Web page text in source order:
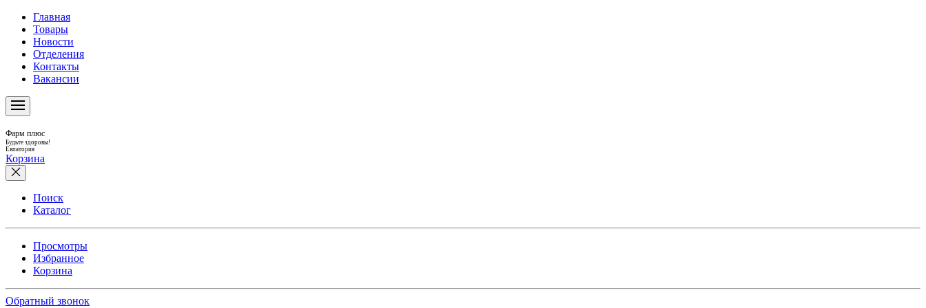
Главная
Товары
Новости
Отделения
Контакты
Вакансии
Фарм плюс
Будьте здоровы!
Евпатория
Корзина
Поиск
Каталог
Просмотры
Избранное
Корзина
Обратный звонок